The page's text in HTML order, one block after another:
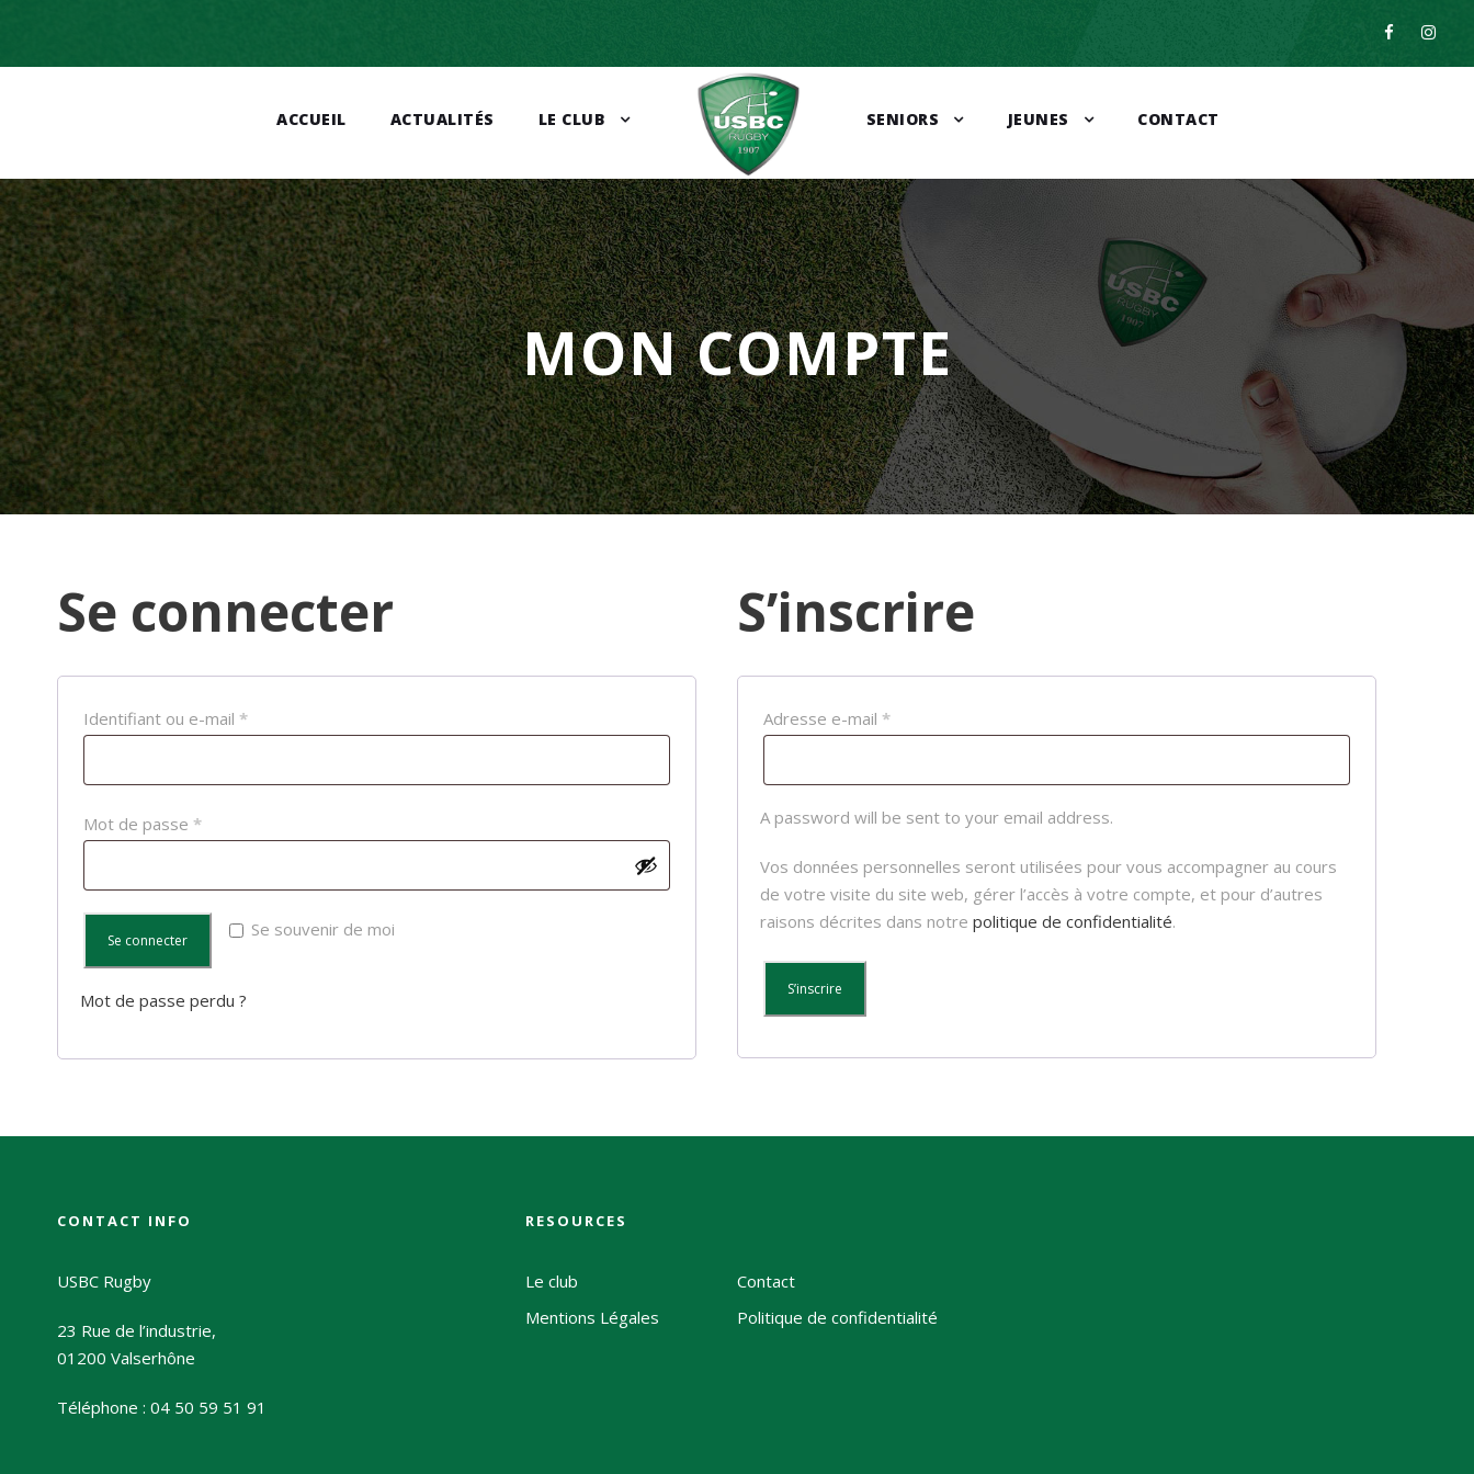
ACCUEIL ACTUALITÉS LE CLUB SENIORS JEUNES CONTACT
MON COMPTE
Se connecter
Identifiant ou e-mail *
Mot de passe *
Se souvenir de moi
Se connecter
Mot de passe perdu ?
S’inscrire
Adresse e-mail *
A password will be sent to your email address.
Vos données personnelles seront utilisées pour vous accompagner au cours
de votre visite du site web, gérer l’accès à votre compte, et pour d’autres
raisons décrites dans notre politique de confidentialité.
S’inscrire
CONTACT INFO
USBC Rugby
23 Rue de l’industrie,
01200 Valserhône
Téléphone : 04 50 59 51 91
RESOURCES
Le club
Contact
Mentions Légales
Politique de confidentialité